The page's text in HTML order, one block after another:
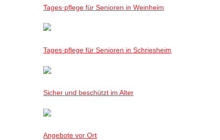
Tages·pflege für Senioren in Weinheim
Tages·pflege für Senioren in Schriesheim
Sicher und beschützt im Alter
Angebote vor Ort